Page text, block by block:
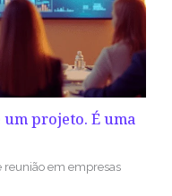
projeto. É uma
reunião em empresas